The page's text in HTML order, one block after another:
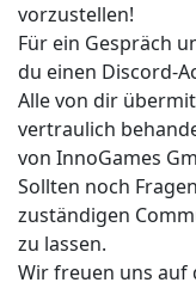
vorzustellen!
Für ein Gespräch
du einen Discord-
Alle von dir
vertraulich
von InnoGames
Sollten noch
zuständigen
zu lassen.
Wir freuen uns auf